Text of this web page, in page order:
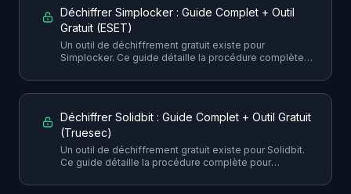
Déchiffrer Simplocker : Guide Complet + Outil
Gratuit (ESET)
Un outil de déchiffrement gratuit existe pour
Simplocker. Ce guide détaille la procédure complète
toutes les précautions nécessaires.
Déchiffrer Solidbit : Guide Complet + Outil Gratuit
(Truesec)
Un outil de déchiffrement gratuit existe pour Solidbit.
Ce guide détaille la procédure complète pour
toutes les précautions nécessaires.